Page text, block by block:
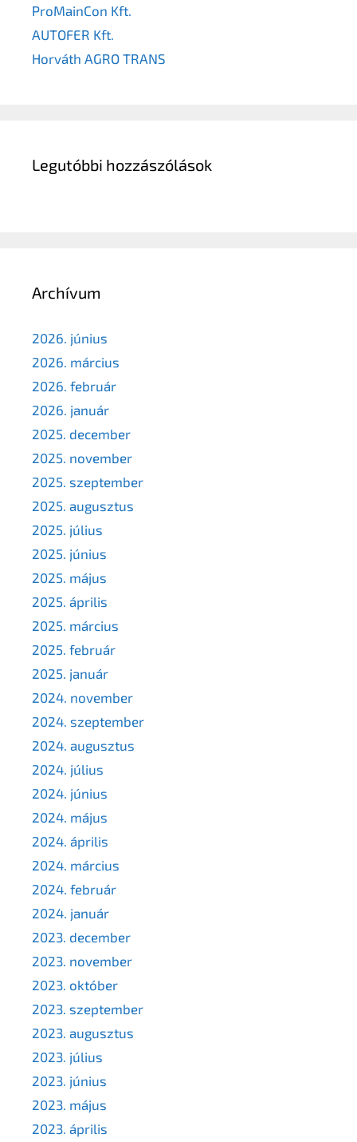
ProMainCon Kft.
AUTOFER Kft.
Horváth AGRO TRANS
Legutóbbi hozzászólások
Archívum
2026. június
2026. március
2026. február
2026. január
2025. december
2025. november
2025. szeptember
2025. augusztus
2025. július
2025. június
2025. május
2025. április
2025. március
2025. február
2025. január
2024. november
2024. szeptember
2024. augusztus
2024. július
2024. június
2024. május
2024. április
2024. március
2024. február
2024. január
2023. december
2023. november
2023. október
2023. szeptember
2023. augusztus
2023. július
2023. június
2023. május
2023. április